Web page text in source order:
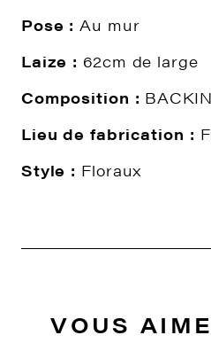
Pose : Au mur
Laize : 62cm de large
Composition :
Lieu de fabrication :
Style : Floraux
VOUS